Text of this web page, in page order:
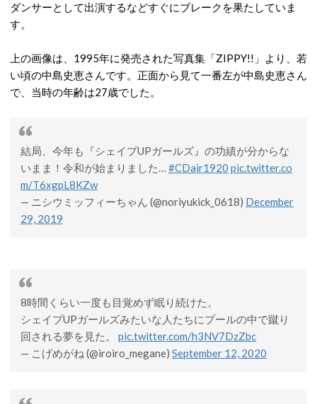
ダンサーとして出演するなどすぐにブレークを果たしていま
す。
上の画像は、1995年に発売された写真集「ZIPPY!!」より、若
い頃の中島史恵さんです。正面から見て一番左が中島史恵さん
で、当時の年齢は27歳でした。
結局、今年も『シェイプUPガールズ』の功績が分からな
いまま！令和が始まりました… #CDair1920 pic.twitter.co
m/T6xgpL8KZw
— ニシウミッフィーちゃん (@noriyukick_0618) December
29, 2019
8時間くらい一度も目覚めず眠り続けた。
シェイプUPガールズみたいな人たちにプールの中で蹴り
回される夢を見た。 pic.twitter.com/h3NV7DzZbc
— こげめがね (@iroiro_megane) September 12, 2020